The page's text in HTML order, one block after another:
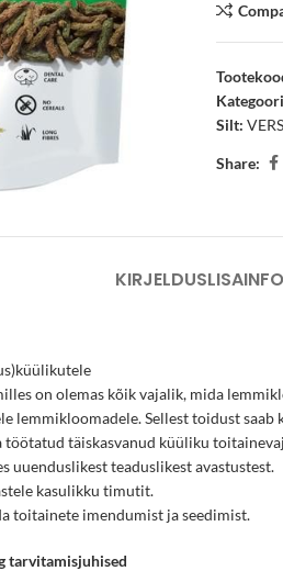
Silt:
Share:
KIRJELDUSLISAINFO
on olemas kõik vajalik, mida
lemmikloomadele. Sellest toidust
täiskasvanud küüliku
uuenduslikest teaduslikest avastustest.
kasulikku timutit.
toitainete imendumist ja seedimist.
tarvitamisjuhised